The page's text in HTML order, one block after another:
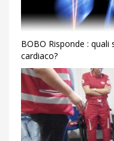
BOBO Risponde :
cardiaco?